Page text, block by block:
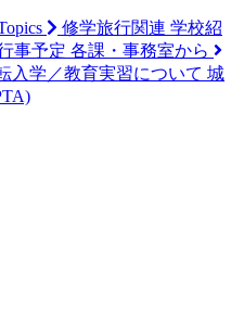
修学旅行関連 学校紹
事予定 各課・事務室から
入学／教育実習について 城